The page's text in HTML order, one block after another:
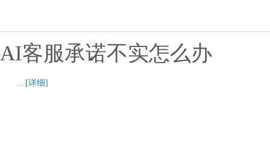
AI客服承诺不实怎么办
… [详细]